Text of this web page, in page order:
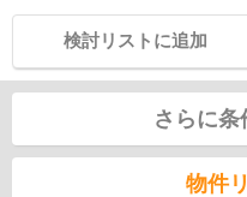
検討リストに追加
さらに条
物件